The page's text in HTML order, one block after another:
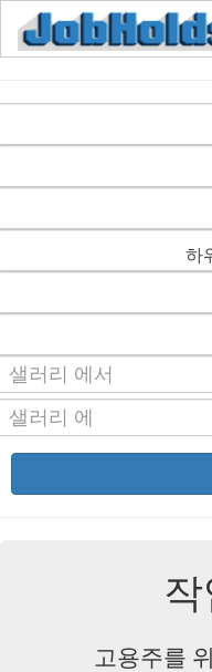
하
고용주를